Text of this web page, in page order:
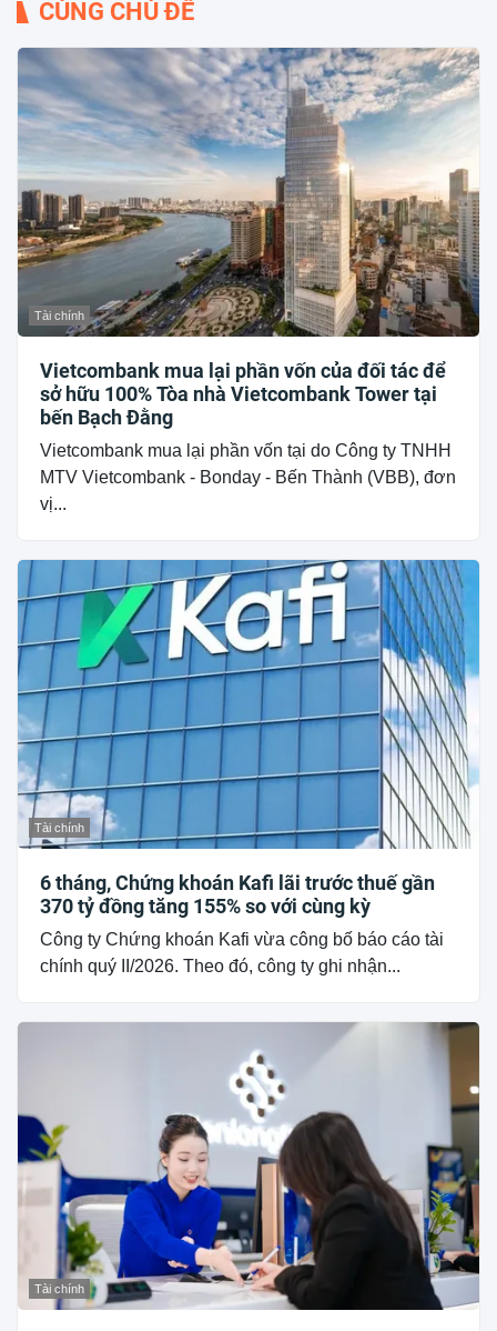
CÙNG CHỦ ĐỀ
Tài chính
Vietcombank mua lại phần vốn của đối tác để
sở hữu 100% Tòa nhà Vietcombank Tower tại
bến Bạch Đằng
Vietcombank mua lại phần vốn tại do Công ty TNHH
MTV Vietcombank - Bonday - Bến Thành (VBB), đơn
vị...
Tài chính
6 tháng, Chứng khoán Kafi lãi trước thuế gần
370 tỷ đồng tăng 155% so với cùng kỳ
Công ty Chứng khoán Kafi vừa công bố báo cáo tài
chính quý II/2026. Theo đó, công ty ghi nhận...
Tài chính